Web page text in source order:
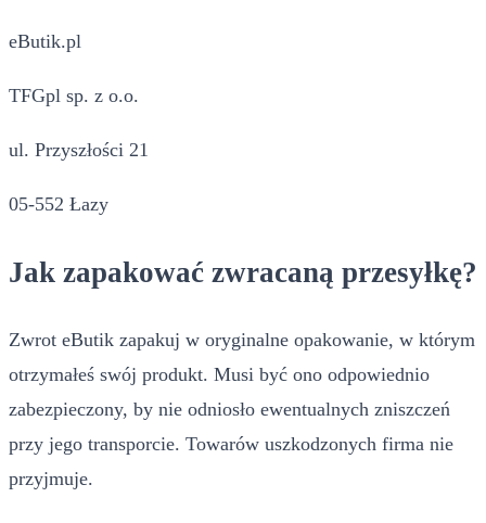
eButik.pl
TFGpl sp. z o.o.
ul. Przyszłości 21
05-552 Łazy
Jak zapakować zwracaną przesyłkę?
Zwrot eButik zapakuj w oryginalne opakowanie, w którym
otrzymałeś swój produkt. Musi być ono odpowiednio
zabezpieczony, by nie odniosło ewentualnych zniszczeń
przy jego transporcie. Towarów uszkodzonych firma nie
przyjmuje.